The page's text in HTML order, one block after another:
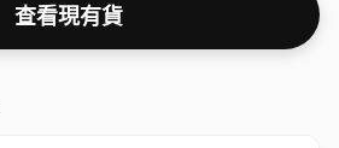
查看現有貨